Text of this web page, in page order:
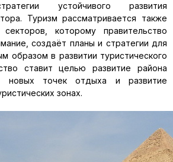
устойчивого развития
Туризм рассматривается также
которому правительство
создаёт планы и стратегии для
образом в развитии туристического
ставит целью развитие района
новых точек отдыха и развитие
зонах.